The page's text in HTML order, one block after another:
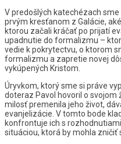
V predošlých katechézach
prvým kresťanom z Galácie,
ktorou začali kráčať po prijatí
upadnutie do formalizmu –
vedie k pokrytectvu, o ktorom
formalizmu a zapretie novej
vykúpených Kristom.
Úryvkom, ktorý sme si práve
doteraz Pavol hovoril o svojom
milosť premenila jeho život,
evanjelizácie. V tomto bode
konfrontuje ich s
situáciou, ktorá by mohla zničiť